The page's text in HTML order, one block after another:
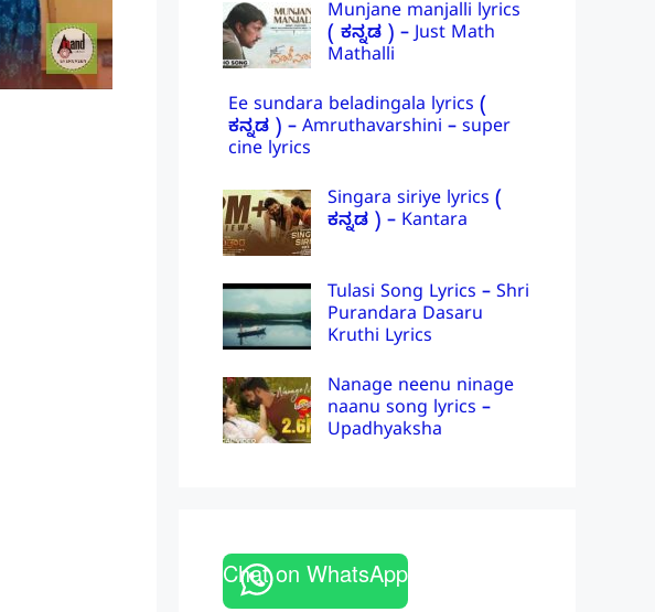
Munjane manjalli lyrics
( ಕನ್ನಡ ) – Just Math
Mathalli
Ee sundara beladingala lyrics (
ಕನ್ನಡ ) – Amruthavarshini – super
cine lyrics
Singara siriye lyrics (
ಕನ್ನಡ ) – Kantara
Tulasi Song Lyrics – Shri
Purandara Dasaru
Kruthi Lyrics
Nanage neenu ninage
naanu song lyrics –
Upadhyaksha
Chat on WhatsApp